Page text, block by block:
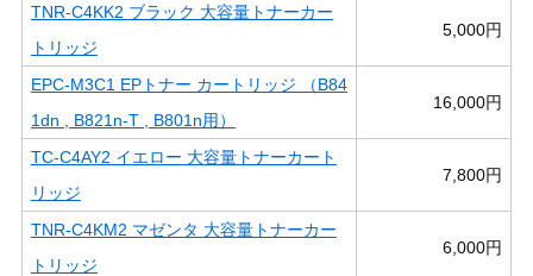
TNR-C4KK2 ブラック 大容量トナーカー
トリッジ
5,000円
EPC-M3C1 EPトナー カートリッジ （B84
1dn , B821n-T , B801n用）
16,000円
TC-C4AY2 イエロー 大容量トナーカート
リッジ
7,800円
TNR-C4KM2 マゼンタ 大容量トナーカー
トリッジ
6,000円